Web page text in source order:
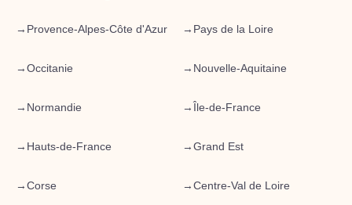
→ Provence-Alpes-Côte d'Azur → Pays de la Loire
→Occitanie → Nouvelle-Aquitaine
→ Normandie → Île-de-France
→ Hauts-de-France →Grand Est
→Corse →Centre-Val de Loire